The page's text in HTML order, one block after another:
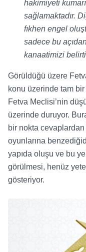
hakimiyeti
sağlamaktadır.
fıkhen engel
sadece bu
kanaatimizi
Görüldüğü üzere
konu üzerinde tam
Fetva Meclisi’nin
üzerinde duruyor.
bir nokta
oyunlarına
yapıda oluşu ve bu
görülmesi, henüz
gösteriyor.